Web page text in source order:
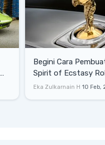
Begini Cara
Spirit of Ecstasy
Eka Zulkarnain H 10 Feb,